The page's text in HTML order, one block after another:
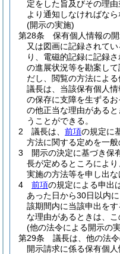
定をした旨及びその理
より通知しなければなら
(開示の実施)
第28条
保有個人情報の
又は図画に記録されて
り、電磁的記録に記録
の進展状況等を勘案して
だし、閲覧の方法によ
議長は、当該保有個人
の保存に支障を生ずる
の他正当な理由がある
うことができる。
2
議長は、 前項の規定に
方法に関する定めを一般
3
開示の決定に基づき保
長が定めるところによ
実施の方法等を申し出な
4
前項の規定による申出
あった日から30日以内
該期間内に当該申出を
な理由があるときは、こ
(他の法令による開示の
第29条
議長は、他の法
開示請求に係る保有個